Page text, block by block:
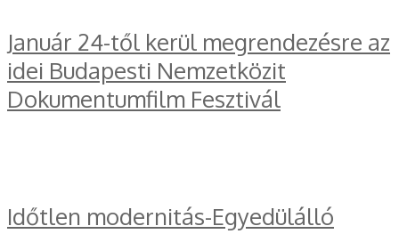
Január 24-től kerül megrendezésre az
idei Budapesti Nemzetközit
Dokumentumfilm Fesztivál
Időtlen modernitás-Egyedülálló